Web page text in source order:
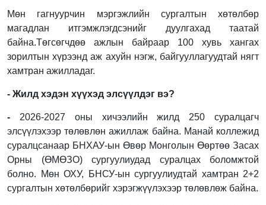
Мөн гагнуурчин мэргэжлийн сургалтын хөтөлбөр
магадлан итгэмжлэгдсэнийг дуулгахад таатай
байна.Төгсөгчдөө ажлын байраар 100 хувь хангах
зорилтын хүрээнд аж ахуйн нэгж, байгууллагуудтай нягт
хамтран ажилладаг.
- Жилд хэдэн хүүхэд элсүүлдэг вэ?
- 2026-2027 оны хичээлийн жилд 250 суралцагч
элсүүлэхээр төлөвлөн ажиллаж байна. Манай коллежид
суралцсанаар БНХАУ-ын Өвөр Монголын Өөртөө Засах
Орны (ӨМӨЗО) сургуулиудад суралцах боломжтой
болно. Мөн ОХУ, БНСУ-ын сургуулиудтай хамтран 2+2
сургалтын хөтөлбөрийг хэрэгжүүлэхээр төлөвлөж байна.